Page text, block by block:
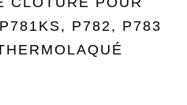
P782, P783